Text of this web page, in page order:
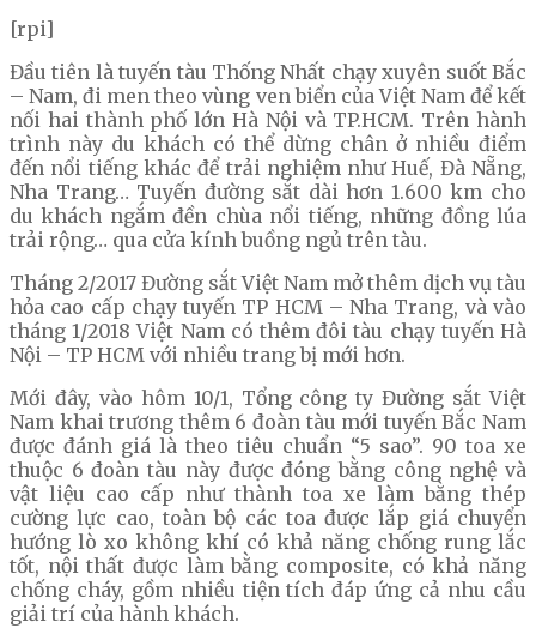
[rpi]
Đầu tiên là tuyến tàu Thống Nhất chạy xuyên suốt Bắc
– Nam, đi men theo vùng ven biển của Việt Nam để kết
nối hai thành phố lớn Hà Nội và TP.HCM. Trên hành
trình này du khách có thể dừng chân ở nhiều điểm
đến nổi tiếng khác để trải nghiệm như Huế, Đà Nẵng,
Nha Trang… Tuyến đường sắt dài hơn 1.600 km cho
du khách ngắm đền chùa nổi tiếng, những đồng lúa
trải rộng… qua cửa kính buồng ngủ trên tàu.
Tháng 2/2017 Đường sắt Việt Nam mở thêm dịch vụ tàu
hỏa cao cấp chạy tuyến TP HCM – Nha Trang, và vào
tháng 1/2018 Việt Nam có thêm đôi tàu chạy tuyến Hà
Nội – TP HCM với nhiều trang bị mới hơn.
Mới đây, vào hôm 10/1, Tổng công ty Đường sắt Việt
Nam khai trương thêm 6 đoàn tàu mới tuyến Bắc Nam
được đánh giá là theo tiêu chuẩn “5 sao”. 90 toa xe
thuộc 6 đoàn tàu này được đóng bằng công nghệ và
vật liệu cao cấp như thành toa xe làm bằng thép
cường lực cao, toàn bộ các toa được lắp giá chuyển
hướng lò xo không khí có khả năng chống rung lắc
tốt, nội thất được làm bằng composite, có khả năng
chống cháy, gồm nhiều tiện tích đáp ứng cả nhu cầu
giải trí của hành khách.